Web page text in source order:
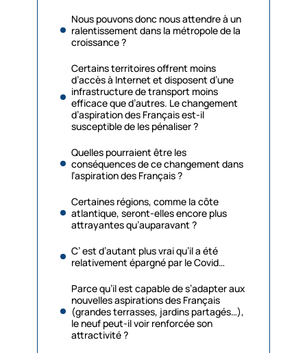
Nous pouvons donc nous attendre à un
ralentissement dans la métropole de la
croissance ?
Certains territoires offrent moins
d’accès à Internet et disposent d’une
infrastructure de transport moins
efficace que d’autres. Le changement
d’aspiration des Français est-il
susceptible de les pénaliser ?
Quelles pourraient être les
conséquences de ce changement dans
l’aspiration des Français ?
Certaines régions, comme la côte
atlantique, seront-elles encore plus
attrayantes qu’auparavant ?
C’ est d’autant plus vrai qu’il a été
relativement épargné par le Covid…
Parce qu’il est capable de s’adapter aux
nouvelles aspirations des Français
(grandes terrasses, jardins partagés…),
le neuf peut-il voir renforcée son
attractivité ?